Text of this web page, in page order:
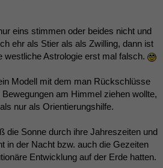
eins stimmen oder beides nicht und
ehr als Stier als als Zwilling, dann ist
westliche Astrologie erst mal falsch.
Modell mit dem man Rückschlüsse
am Himmel ziehen wollte,
nur als Orientierungshilfe.
die Sonne durch ihre Jahreszeiten und
in der Nacht bzw. auch die Gezeiten
Entwicklung auf der Erde hatten.